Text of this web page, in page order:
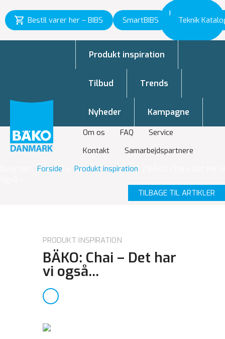
Bestil varer her – BIBS SmartBIBS Teknik
Inspiration
til vækst
Om os FAQ
Service
Kontakt
Samarbejdspartnere
Produkt inspiration
Tilbud Trends
Nyheder Kampagne
Forside Produkt inspiration
TILBAGE TIL ARTIKLER
PRODUKT INSPIRATION
BÄKO: Chai – Det har
vi også…